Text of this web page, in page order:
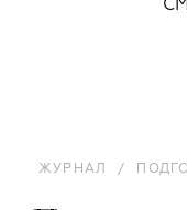
ЖУРНАЛ /